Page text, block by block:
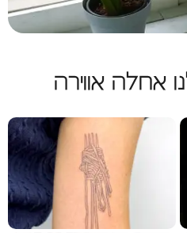
אחלה אווירה